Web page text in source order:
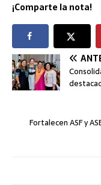
¡Comparte la nota!
Fortalecen ASF y